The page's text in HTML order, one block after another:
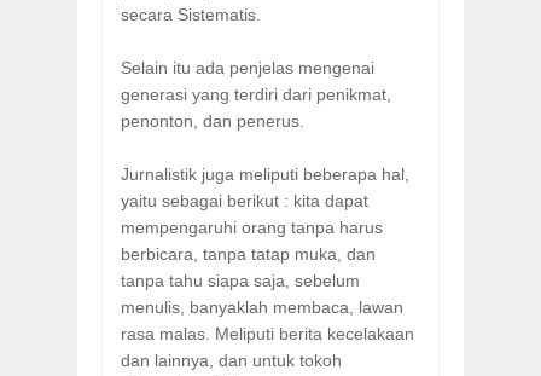
secara Sistematis.
Selain itu ada penjelas mengenai
generasi yang terdiri dari penikmat,
penonton, dan penerus.
Jurnalistik juga meliputi beberapa hal,
yaitu sebagai berikut : kita dapat
mempengaruhi orang tanpa harus
berbicara, tanpa tatap muka, dan
tanpa tahu siapa saja, sebelum
menulis, banyaklah membaca, lawan
rasa malas. Meliputi berita kecelakaan
dan lainnya, dan untuk tokoh